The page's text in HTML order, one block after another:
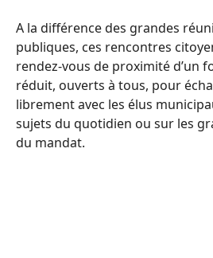
A la différence des grandes
publiques, ces rencontres
rendez-vous de proximité d’un
réduit, ouverts à tous, pour
librement avec les élus
sujets du quotidien ou sur les
du mandat.